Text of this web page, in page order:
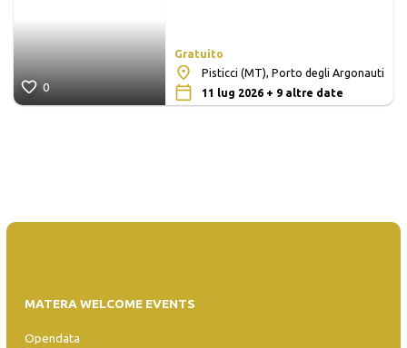
0
Gratuito
Pisticci (MT), Porto degli Argonauti
11 lug 2026 + 9 altre date
MATERA WELCOME EVENTS
Opendata